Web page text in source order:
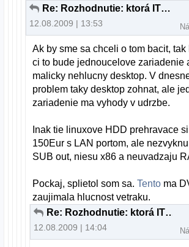
Re: Rozhodnutie: ktorá ITX je lepsia
12.08.2009 | 13:53
Ak by sme sa chceli o tom bacit,
ci to bude jednoucelove zariadenie
malicky nehlucny desktop. V
problem taky desktop zohnat, ale
zariadenie ma vyhody v udrzbe.
Inak tie linuxove HDD prehravace
150Eur s LAN portom, ale
SUB out, niesu x86 a neuvadzaju
Pockaj, splietol som sa.Tento ma
zaujimala hlucnost vetraku.
Re: Rozhodnutie: ktorá ITX je lepsia
12.08.2009 | 14:04